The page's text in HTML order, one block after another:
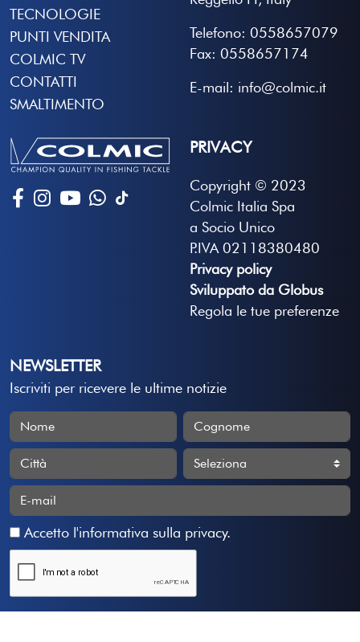
TECNOLOGIE
PUNTI VENDITA
COLMIC TV
CONTATTI
SMALTIMENTO
Telefono: 0558657079
Fax: 0558657174
E-mail: info@colmic.it
PRIVACY
Copyright © 2023
Colmic Italia Spa
a Socio Unico
P.IVA 02118380480
Privacy policy
Sviluppato da Globus
Regola le tue preferenze
NEWSLETTER
Iscriviti per ricevere le ultime notizie
Accetto l'informativa sulla privacy.